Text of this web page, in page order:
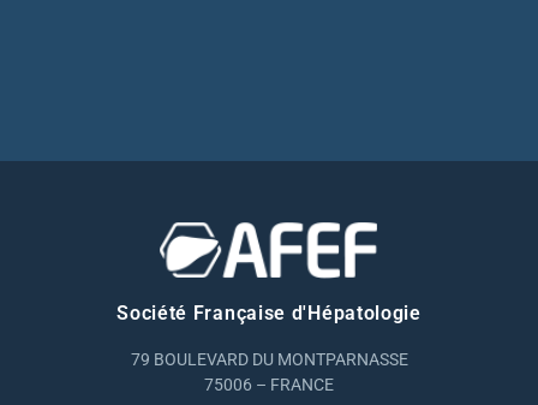
Société Française d'Hépatologie
79 BOULEVARD DU MONTPARNASSE
75006 – FRANCE